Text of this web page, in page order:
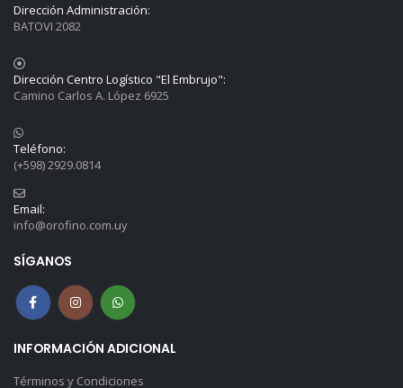
Dirección Administración:
BATOVI 2082
Dirección Centro Logístico "El Embrujo":
Camino Carlos A. López 6925
Teléfono:
(+598) 2929.0814
Email:
info@orofino.com.uy
SÍGANOS
INFORMACIÓN ADICIONAL
Términos y Condiciones